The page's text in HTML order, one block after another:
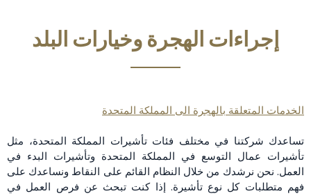
إجراءات الهجرة وخيارات البلد
الخدمات المتعلقة بالهجرة الى المملكة المتحدة
تساعدك شركتنا في مختلف فئات تأشيرات المملكة المتحدة، مثل
تأشيرات عمال التوسع في المملكة المتحدة وتأشيرات البدء في
العمل. نحن نرشدك من خلال النظام القائم على النقاط ونساعدك على
فهم متطلبات كل نوع تأشيرة. إذا كنت تبحث عن فرص العمل في